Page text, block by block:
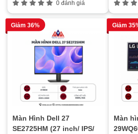
0 đánh giá
Giảm 36%
Màn Hình Dell 27
SE2725HM (27 inch/ IPS/
Giảm
Màn